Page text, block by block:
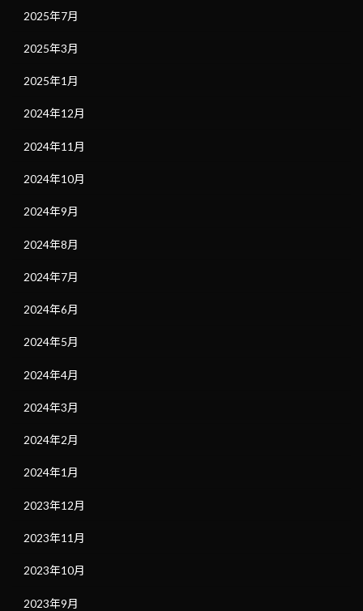
2025年7月
2025年3月
2025年1月
2024年12月
2024年11月
2024年10月
2024年9月
2024年8月
2024年7月
2024年6月
2024年5月
2024年4月
2024年3月
2024年2月
2024年1月
2023年12月
2023年11月
2023年10月
2023年9月